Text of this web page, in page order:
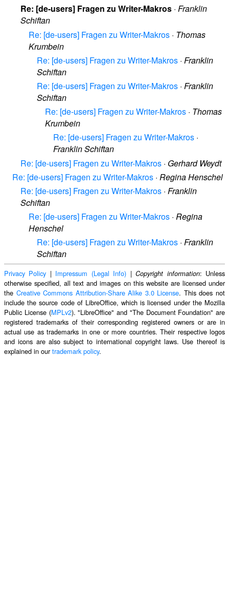
Re: [de-users] Fragen zu Writer-Makros · Franklin
Schiftan
Re: [de-users] Fragen zu Writer-Makros · Thomas
Krumbein
Re: [de-users] Fragen zu Writer-Makros · Franklin
Schiftan
Re: [de-users] Fragen zu Writer-Makros · Franklin
Schiftan
Re: [de-users] Fragen zu Writer-Makros · Thomas
Krumbein
Re: [de-users] Fragen zu Writer-Makros ·
Franklin Schiftan
Re: [de-users] Fragen zu Writer-Makros · Gerhard Weydt
Re: [de-users] Fragen zu Writer-Makros · Regina Henschel
Re: [de-users] Fragen zu Writer-Makros · Franklin
Schiftan
Re: [de-users] Fragen zu Writer-Makros · Regina
Henschel
Re: [de-users] Fragen zu Writer-Makros · Franklin
Schiftan
Privacy Policy | Impressum (Legal Info) |Copyright information: Unless
otherwise specified, all text and images on this website are licensed under
the Creative Commons Attribution-Share Alike 3.0 License. This does not
include the source code of LibreOffice, which is licensed under the Mozilla
Public License (MPLv2). "LibreOffice" and "The Document Foundation" are
registered trademarks of their corresponding registered owners or are in
actual use as trademarks in one or more countries. Their respective logos
and icons are also subject to international copyright laws. Use thereof is
explained in ourtrademark policy.